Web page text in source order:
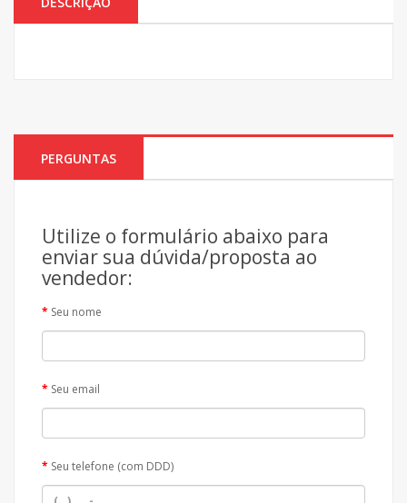
PERGUNTAS
Utilize o formulário abaixo para
enviar sua dúvida/proposta ao
vendedor:
Seu nome
Seu email
Seu telefone (com DDD)